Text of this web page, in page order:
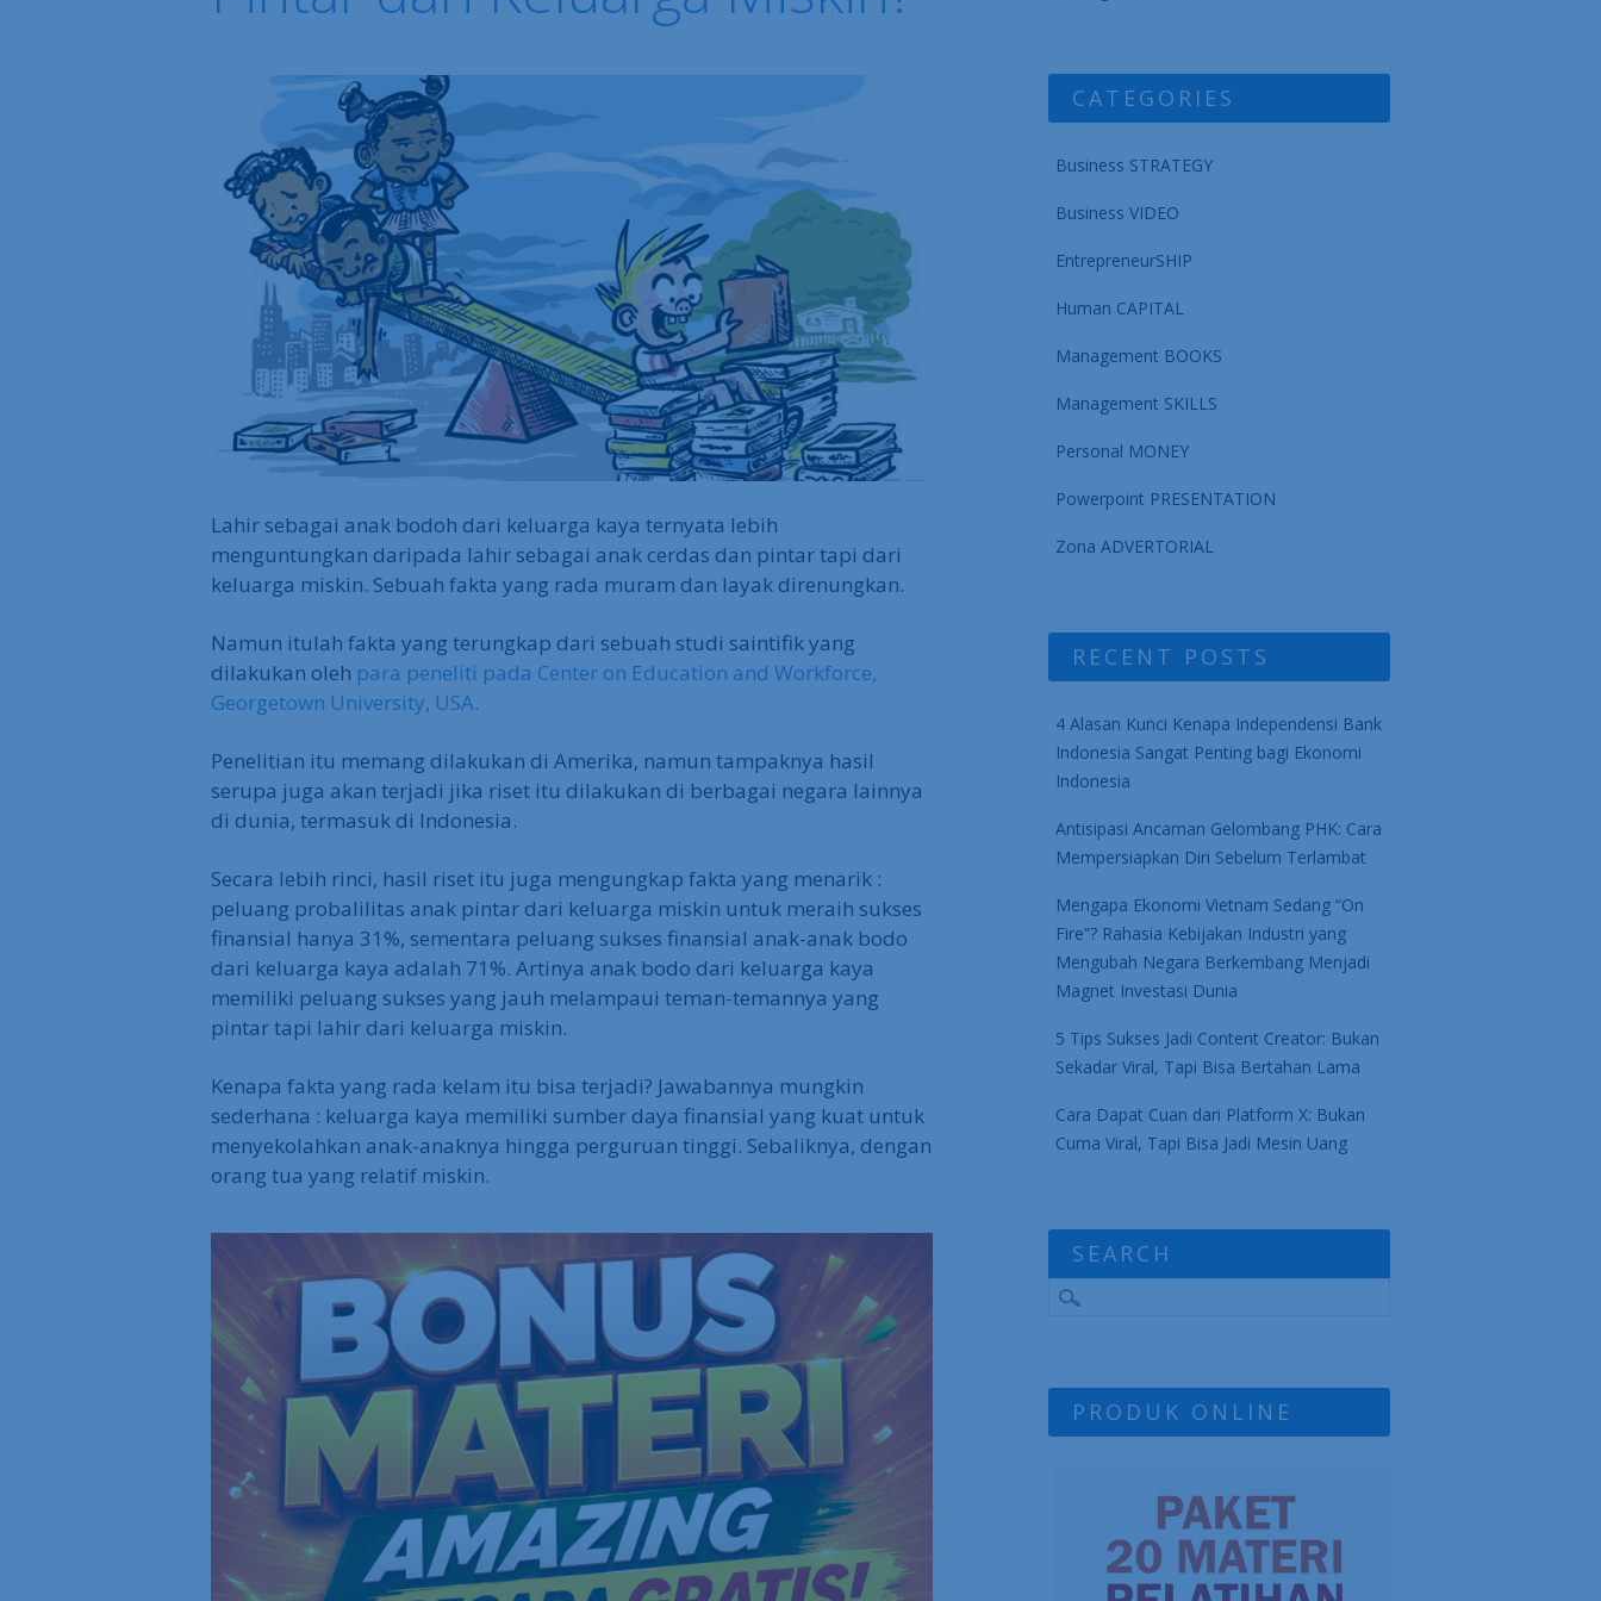
Lahir sebagai anak bodoh dari keluarga kaya ternyata lebih
menguntungkan daripada lahir sebagai anak cerdas dan pintar tapi dari
keluarga miskin. Sebuah fakta yang rada muram dan layak direnungkan.
Namun itulah fakta yang terungkap dari sebuah studi saintifik yang
dilakukan oleh para peneliti pada Center on Education and Workforce,
Georgetown University, USA.
Penelitian itu memang dilakukan di Amerika, namun tampaknya hasil
serupa juga akan terjadi jika riset itu dilakukan di berbagai negara lainnya
di dunia, termasuk di Indonesia.
Secara lebih rinci, hasil riset itu juga mengungkap fakta yang menarik :
peluang probalilitas anak pintar dari keluarga miskin untuk meraih sukses
finansial hanya 31%, sementara peluang sukses finansial anak-anak bodo
dari keluarga kaya adalah 71%. Artinya anak bodo dari keluarga kaya
memiliki peluang sukses yang jauh melampaui teman-temannya yang
pintar tapi lahir dari keluarga miskin.
Kenapa fakta yang rada kelam itu bisa terjadi? Jawabannya mungkin
sederhana : keluarga kaya memiliki sumber daya finansial yang kuat untuk
menyekolahkan anak-anaknya hingga perguruan tinggi. Sebaliknya, dengan
orang tua yang relatif miskin.
CATEGORIES
Business STRATEGY
Business VIDEO
EntrepreneurSHIP
Human CAPITAL
Management BOOKS
Management SKILLS
Personal MONEY
Powerpoint PRESENTATION
Zona ADVERTORIAL
RECENT POSTS
4 Alasan Kunci Kenapa Independensi Bank
Indonesia Sangat Penting bagi Ekonomi
Indonesia
Antisipasi Ancaman Gelombang PHK: Cara
Mempersiapkan Diri Sebelum Terlambat
Mengapa Ekonomi Vietnam Sedang “On
Fire”? Rahasia Kebijakan Industri yang
Mengubah Negara Berkembang Menjadi
Magnet Investasi Dunia
5 Tips Sukses Jadi Content Creator: Bukan
Sekadar Viral, Tapi Bisa Bertahan Lama
Cara Dapat Cuan dari Platform X: Bukan
Cuma Viral, Tapi Bisa Jadi Mesin Uang
SEARCH
PRODUK ONLINE